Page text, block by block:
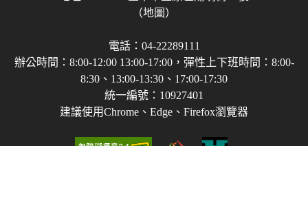
（地圖）
電話：04-22289111
辦公時間：8:00-12:00 13:00-17:00，彈性上下班時間：8:00-
8:30、13:00-13:30、17:00-17:30
統一編號：10927401
建議使用Chrome、Edge、Firefox瀏覽器